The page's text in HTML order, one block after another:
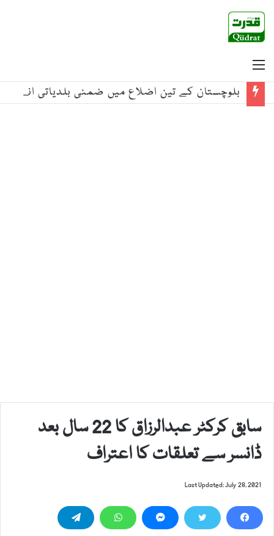
بلوچستان کے تین اضلاع میں ضمنی بلدیاتی انتخابات کے سلسلے میں پولنگ جاری
سابق کرکٹر عبدالرزاق کا 22 سال بعد
ڈانسر سے تعلقات کا اعتراف
Last Updated: July 28, 2021